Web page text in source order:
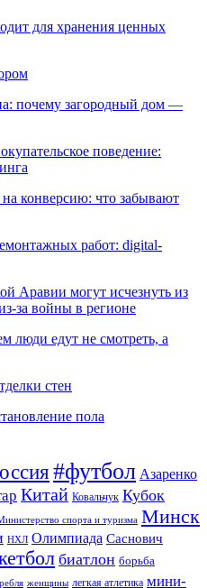
для хранения ценных
почему загородный дом —
поведение:
конверсию: что забывают
работ: digital-
Аравии могут исчезнуть из
за войны в регионе
люди едут не смотреть, а
стен
пола
#футбол Азаренко
Китай Ковальчук Кубок
спорта и туризма Минск
НХЛ Олимпиада Саснович
биатлон борьба
женщины легкая атлетика мини-